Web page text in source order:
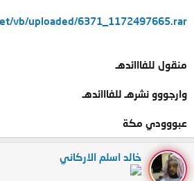
vb/uploaded/6371_1172497665.rar
منقول للفااائدهـ
وارجووو نشرهـ للفااائدهـ
عبووودي مكة
خالد اسلم الاركاني